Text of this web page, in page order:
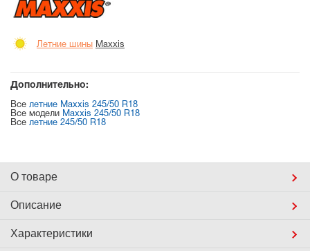
Летние шины Maxxis
Дополнительно:
Все летние Maxxis 245/50 R18
Все модели Maxxis 245/50 R18
Все летние 245/50 R18
О товаре
Описание
Характеристики